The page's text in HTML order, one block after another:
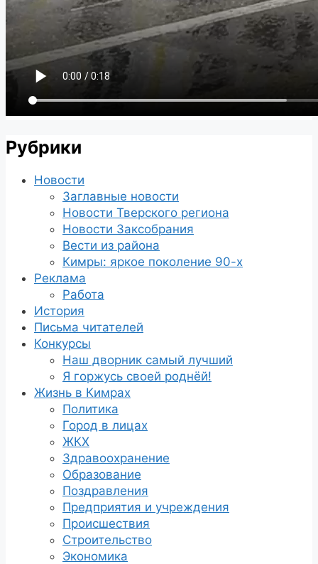
Рубрики
Новости
Заглавные новости
Новости Тверского региона
Новости Заксобрания
Вести из района
Кимры: яркое поколение 90-х
Реклама
Работа
История
Письма читателей
Конкурсы
Наш дворник самый лучший
Я горжусь своей роднёй!
Жизнь в Кимрах
Политика
Город в лицах
ЖКХ
Здравоохранение
Образование
Поздравления
Предприятия и учреждения
Происшествия
Строительство
Экономика